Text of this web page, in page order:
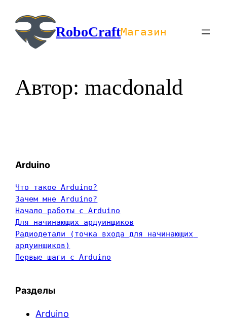
содержимомуRoboCraftМагазин
Автор: macdonald
Arduino
Что такое Arduino?
Зачем мне Arduino?
Начало работы с Arduino
Для начинающих ардуинщиков
Радиодетали (точка входа для начинающих
ардуинщиков)
Первые шаги с Arduino
Разделы
Arduino